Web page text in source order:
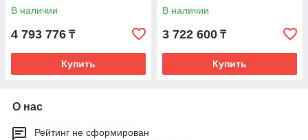
В наличии
4 793 776 ₸
Купить
В наличии
3 722 600 ₸
Купить
О нас
Рейтинг не сформирован